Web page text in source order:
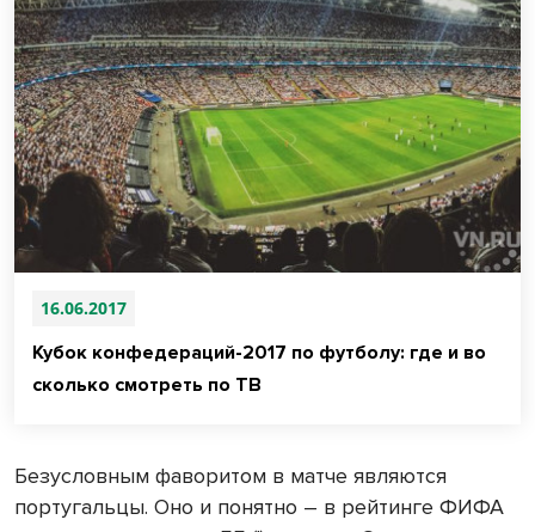
16.06.2017
Кубок конфедераций-2017 по футболу: где и во
сколько смотреть по ТВ
Безусловным фаворитом в матче являются
португальцы. Оно и понятно – в рейтинге ФИФА